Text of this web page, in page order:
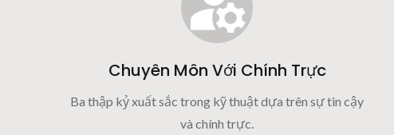
Chuyên Môn Với Chính Trực
Ba thập kỷ xuất sắc trong kỹ thuật dựa trên sự tin cậy
và chính trực.